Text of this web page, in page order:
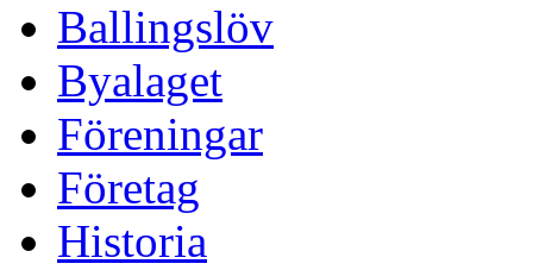
Ballingslöv
Byalaget
Föreningar
Företag
Historia